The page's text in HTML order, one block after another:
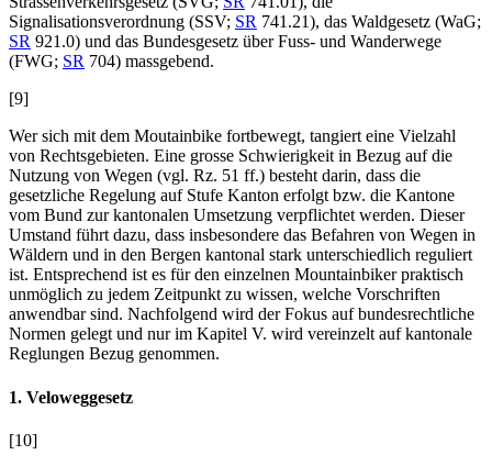
Signalisationsverordnung (SSV; SR 741.21), das Waldgesetz (WaG;
SR 921.0) und das Bundesgesetz über Fuss- und Wanderwege
(FWG; SR 704) massgebend.
[9]
Wer sich mit dem Moutainbike fortbewegt, tangiert eine Vielzahl
von Rechtsgebieten. Eine grosse Schwierigkeit in Bezug auf die
Nutzung von Wegen (vgl. Rz. 51 ff.) besteht darin, dass die
gesetzliche Regelung auf Stufe Kanton erfolgt bzw. die Kantone
vom Bund zur kantonalen Umsetzung verpflichtet werden. Dieser
Umstand führt dazu, dass insbesondere das Befahren von Wegen in
Wäldern und in den Bergen kantonal stark unterschiedlich reguliert
ist. Entsprechend ist es für den einzelnen Mountainbiker praktisch
unmöglich zu jedem Zeitpunkt zu wissen, welche Vorschriften
anwendbar sind. Nachfolgend wird der Fokus auf bundesrechtliche
Normen gelegt und nur im Kapitel V. wird vereinzelt auf kantonale
Reglungen Bezug genommen.
1. Veloweggesetz
[10]